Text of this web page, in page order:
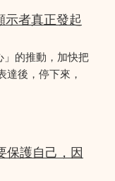
示者真正發起
的推動，加快把
達後，停下來，
保護自己，因